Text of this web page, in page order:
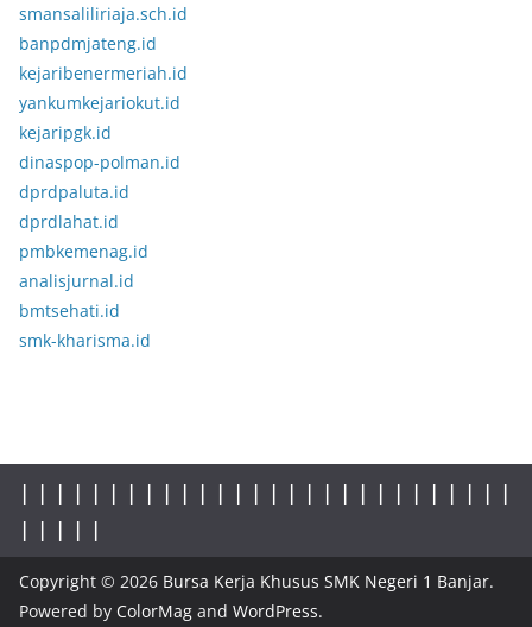
smansaliliriaja.sch.id
banpdmjateng.id
kejaribenermeriah.id
yankumkejariokut.id
kejaripgk.id
dinaspop-polman.id
dprdpaluta.id
dprdlahat.id
pmbkemenag.id
analisjurnal.id
bmtsehati.id
smk-kharisma.id
| | | | | | | | | | | | | | | | | | | | | | | | | | | |
| | | | |
Copyright © 2026 Bursa Kerja Khusus SMK Negeri 1 Banjar.
Powered by ColorMag and WordPress.